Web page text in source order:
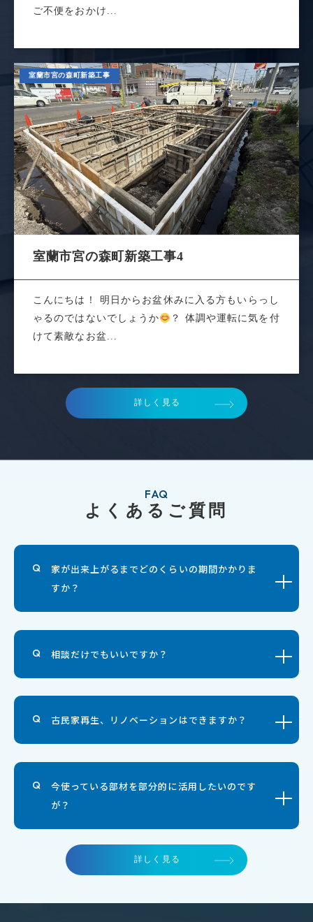
ご不便をおかけ...
室蘭市宮の森町新築工事
室蘭市宮の森町新築工事4
こんにちは！ 明日からお盆休みに入る方もいらっし
ゃるのではないでしょうか
？ 体調や運転に気を付
けて素敵なお盆...
詳しく見る
FAQ
よくあるご質問
家が出来上がるまでどのくらいの期間かかりま
すか？
相談だけでもいいですか？
古民家再生、リノベーションはできますか？
今使っている部材を部分的に活用したいのです
が？
詳しく見る